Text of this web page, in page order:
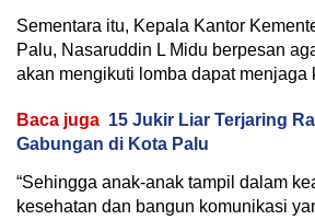
Sementara itu, Kepala Kantor
Palu, Nasaruddin L Midu berpesan
akan mengikuti lomba dapat menjaga
Baca juga 15 Jukir Liar Terjaring
Gabungan di Kota Palu
“Sehingga anak-anak tampil dalam
kesehatan dan bangun komunikasi